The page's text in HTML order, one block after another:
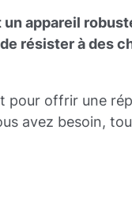
un appareil
résister à des
pour offrir une
avez besoin,